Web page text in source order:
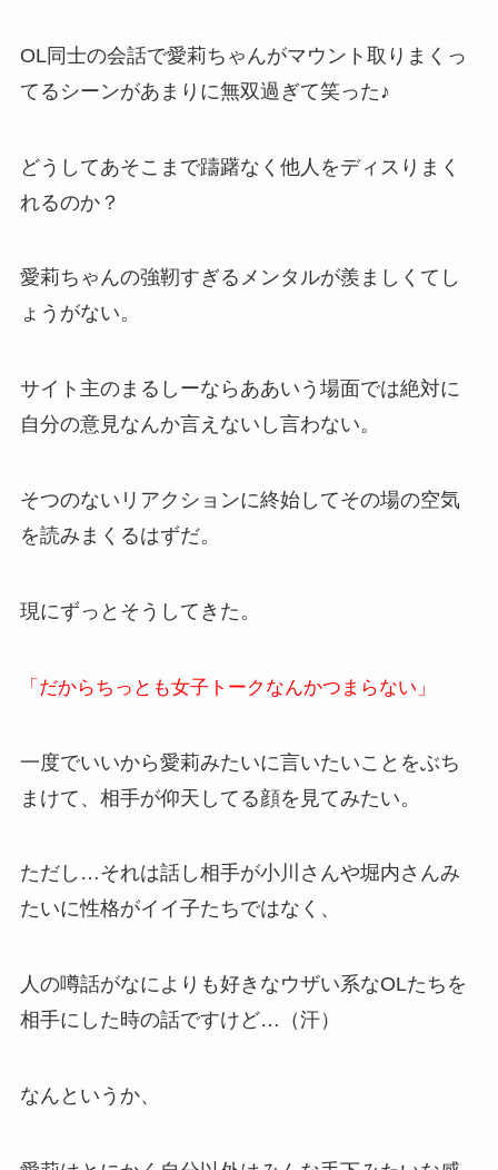
OL同士の会話で愛莉ちゃんがマウント取りまくっ
てるシーンがあまりに無双過ぎて笑った♪
どうしてあそこまで躊躇なく他人をディスりまく
れるのか？
愛莉ちゃんの強靭すぎるメンタルが羨ましくてし
ょうがない。
サイト主のまるしーならああいう場面では絶対に
自分の意見なんか言えないし言わない。
そつのないリアクションに終始してその場の空気
を読みまくるはずだ。
現にずっとそうしてきた。
「だからちっとも女子トークなんかつまらない」
一度でいいから愛莉みたいに言いたいことをぶち
まけて、相手が仰天してる顔を見てみたい。
ただし…それは話し相手が小川さんや堀内さんみ
たいに性格がイイ子たちではなく、
人の噂話がなによりも好きなウザい系なOLたちを
相手にした時の話ですけど…（汗）
なんというか、